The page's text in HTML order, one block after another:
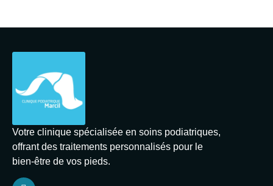
Votre clinique spécialisée en soins podiatriques,
offrant des traitements personnalisés pour le
bien-être de vos pieds.